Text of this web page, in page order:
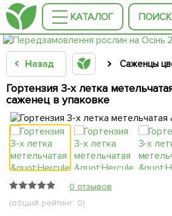
КАТАЛОГ ПОИСК
Назад Саженцы
Гортензия 3-х летка
саженец в упаковке
0 отзывов
(общий рейтинг: 0)